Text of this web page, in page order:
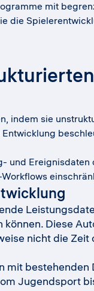
mit
die
indem sie
und Ereignisdaten
Diese
nicht die Zeit
mit bestehenden
Jugendsport